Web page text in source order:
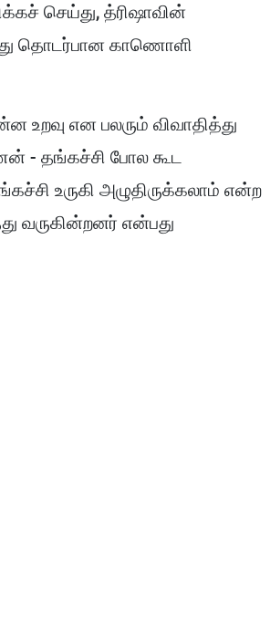
செய்து, த்ரிஷாவின்
தொடர்பான காணொளி
உறவு என பலரும் விவாதித்து
- தங்கச்சி போல கூட
உருகி அழுதிருக்கலாம் என்ற
வருகின்றனர் என்பது